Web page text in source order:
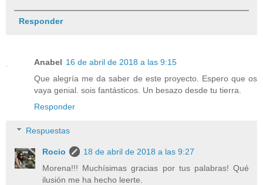
Responder
Anabel 16 de abril de 2018 a las 9:15
Que alegría me da saber de este proyecto. Espero que os
vaya genial. sois fantásticos. Un besazo desde tu tierra.
Responder
Respuestas
Rocio
18 de abril de 2018 a las 9:27
Morena!!! Muchísimas gracias por tus palabras! Qué
ilusión me ha hecho leerte.